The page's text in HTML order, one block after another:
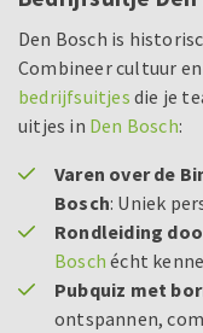
Den Bosch is
Combineer cultuur
bedrijfsuitjes die je
uitjes in Den Bosch:
Varen over de
Bosch: Uniek
Rondleiding
Bosch écht
Pubquiz met
ontspannen,